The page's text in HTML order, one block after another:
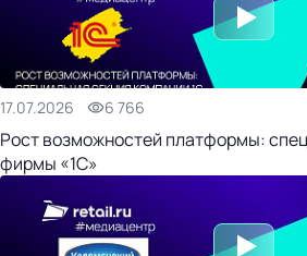
17.07.2026 6 766
Рост возможностей платформы:
фирмы «1С»